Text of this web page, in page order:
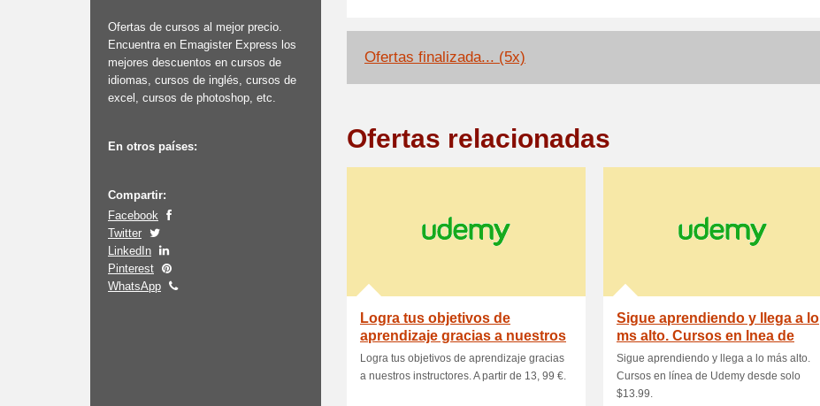
Ofertas de cursos al mejor precio.
Encuentra en Emagister Express los
mejores descuentos en cursos de
idiomas, cursos de inglés, cursos de
excel, cursos de photoshop, etc.
En otros países:
Compartir:
Facebook
Twitter
LinkedIn
Pinterest
WhatsApp
Ofertas finalizada... (5x)
Ofertas relacionadas
Logra tus objetivos de
aprendizaje gracias a nuestros
instructores.
Logra tus objetivos de aprendizaje gracias
a nuestros instructores. A partir de 13, 99 €.
Sigue aprendiendo y llega a lo
ms alto. Cursos en lnea de
Udemy d.
Sigue aprendiendo y llega a lo más alto.
Cursos en línea de Udemy desde solo
$13.99.